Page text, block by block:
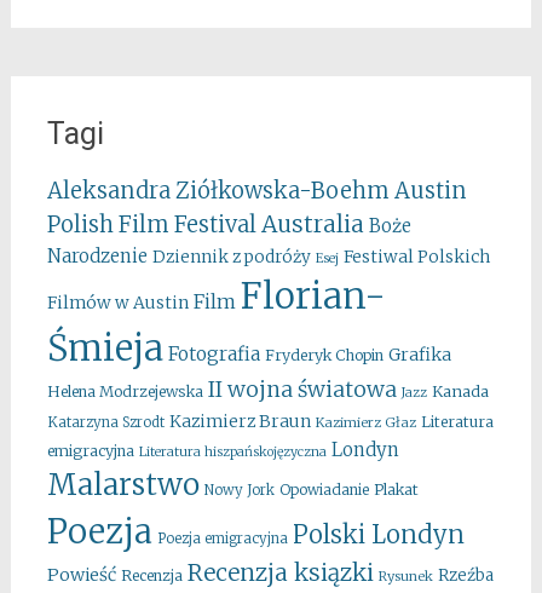
Tagi
Aleksandra Ziółkowska-Boehm Austin
Polish Film Festival Australia Boże
Narodzenie Dziennik z podróży Esej Festiwal Polskich
Filmów w Austin Film Florian-
Śmieja Fotografia Fryderyk Chopin Grafika
Helena Modrzejewska II wojna światowa Jazz Kanada
Katarzyna Szrodt Kazimierz Braun Kazimierz Głaz Literatura
emigracyjna Literatura hiszpańskojęzyczna Londyn
Malarstwo Nowy Jork Opowiadanie Plakat
Poezja Poezja emigracyjna Polski Londyn
Powieść Recenzja Recenzja ksiązki Rysunek Rzeźba